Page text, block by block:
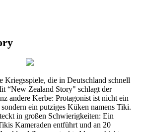
Kriegsspiele, die in Deutschland schnell
“New Zealand Story" schlagt der
andere Kerbe: Protagonist ist nicht ein
ein putziges Küken namens Tiki.
in großen Schwierigkeiten: Ein
Kameraden entführt und an 20